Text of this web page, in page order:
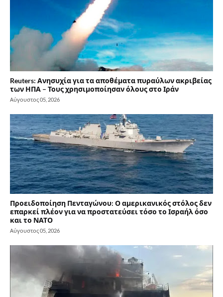
Reuters: Ανησυχία για τα αποθέματα πυραύλων ακριβείας
των ΗΠΑ – Τους χρησιμοποίησαν όλους στο Ιράν
Αύγουστος 05, 2026
Προειδοποίηση Πενταγώνου: Ο αμερικανικός στόλος δεν
επαρκεί πλέον για να προστατεύσει τόσο το Ισραήλ όσο
και το ΝΑΤΟ
Αύγουστος 05, 2026